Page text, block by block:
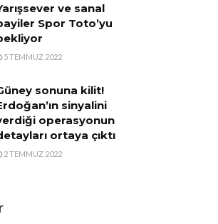
ve sanal
Spor Toto’yu
5 TEMMUZ 2022
sonuna kilit!
sinyalini
operasyonun
ortaya çıktı
2 TEMMUZ 2022